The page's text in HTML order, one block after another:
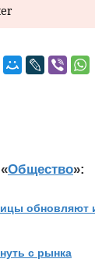
Общество»:
обновляют
с рынка